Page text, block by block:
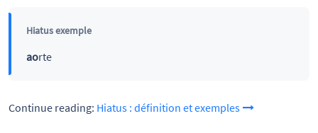
Hiatus exemple
aorte
Continue reading: Hiatus : définition et exemples